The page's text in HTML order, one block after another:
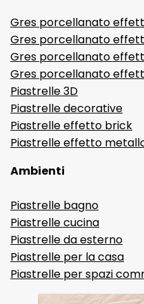
Gres porcellanato
Gres porcellanato
Gres porcellanato
Gres porcellanato
Piastrelle 3D
Piastrelle decorative
Piastrelle effetto brick
Piastrelle effetto
Ambienti
Piastrelle bagno
Piastrelle cucina
Piastrelle da esterno
Piastrelle per la casa
Piastrelle per spazi